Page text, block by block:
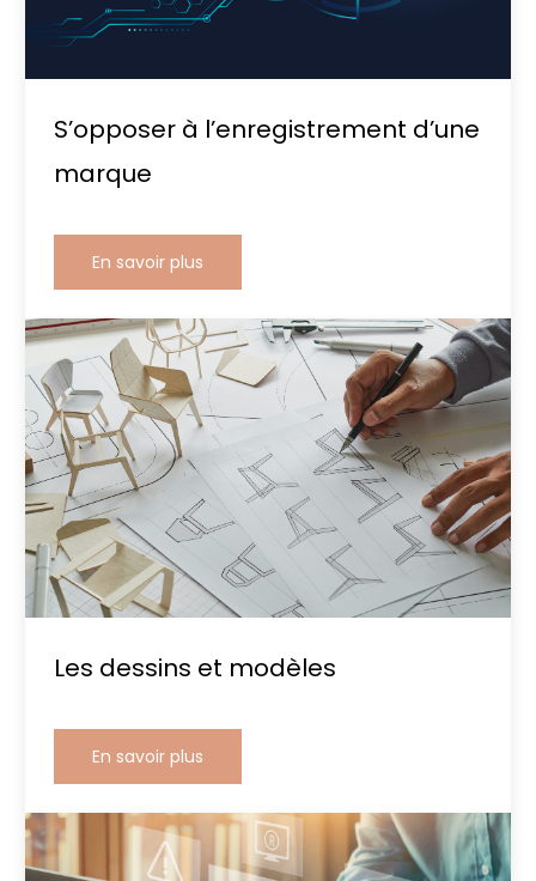
S’opposer à l’enregistrement d’une
marque
En savoir plus
Les dessins et modèles
En savoir plus